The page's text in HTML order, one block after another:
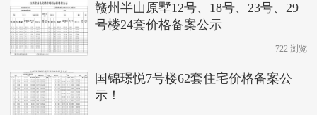
赣州半山原墅12号、18号、23号、29
号楼24套价格备案公示
722 浏览
国锦璟悦7号楼62套住宅价格备案公
示！